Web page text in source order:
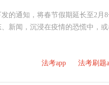
的通知，将春节假期延长至2月
新闻，沉浸在疫情的恐慌中，
法考app 法考刷题